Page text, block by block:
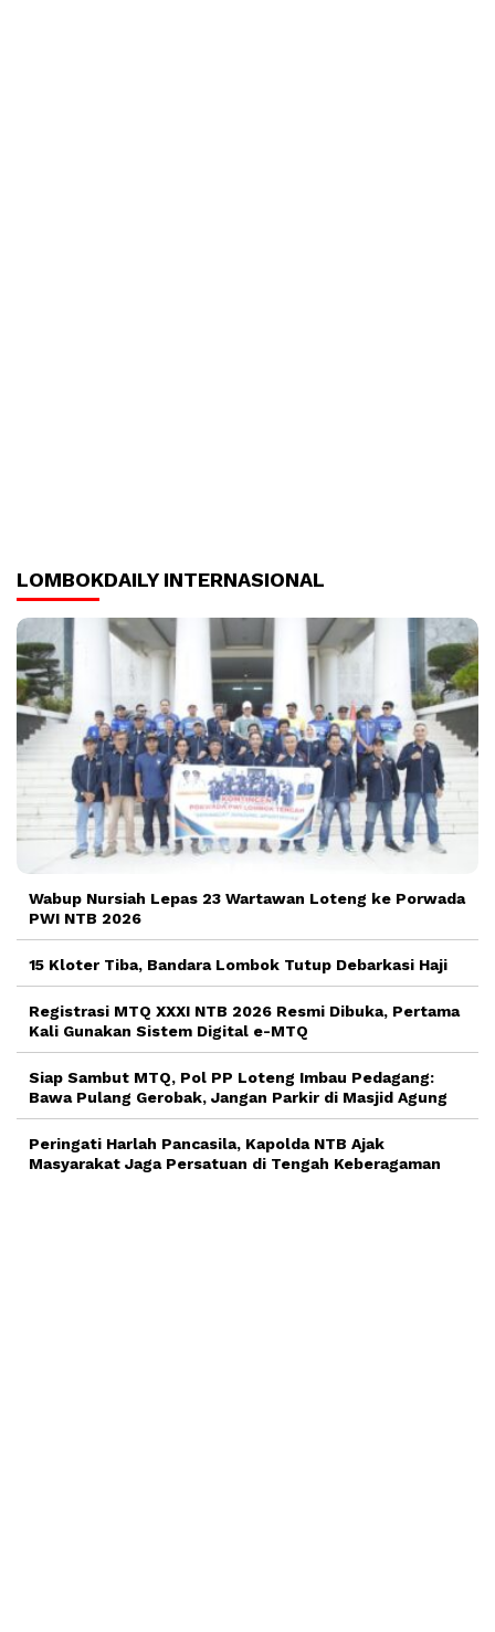
LOMBOKDAILY INTERNASIONAL
Wabup Nursiah Lepas 23 Wartawan Loteng ke Porwada
PWI NTB 2026
15 Kloter Tiba, Bandara Lombok Tutup Debarkasi Haji
Registrasi MTQ XXXI NTB 2026 Resmi Dibuka, Pertama
Kali Gunakan Sistem Digital e-MTQ
Siap Sambut MTQ, Pol PP Loteng Imbau Pedagang:
Bawa Pulang Gerobak, Jangan Parkir di Masjid Agung
Peringati Harlah Pancasila, Kapolda NTB Ajak
Masyarakat Jaga Persatuan di Tengah Keberagaman